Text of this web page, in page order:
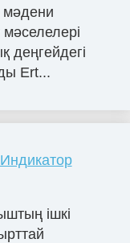
мәселелері
деңгейдегі
Ert...
ішкі